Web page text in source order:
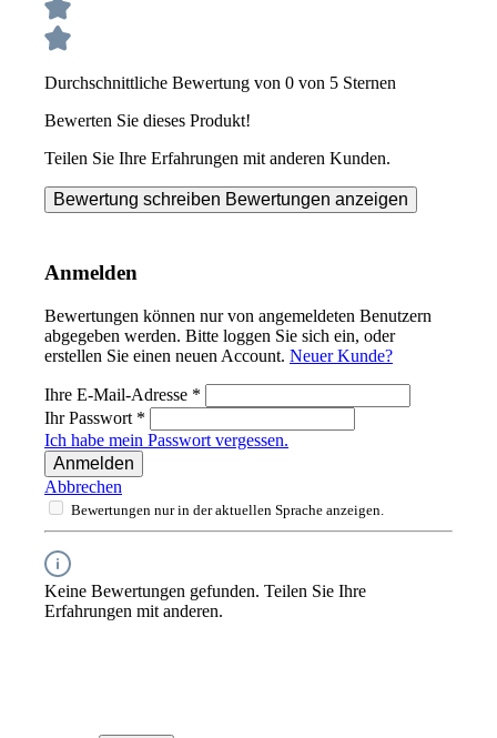
Durchschnittliche Bewertung von 0 von 5 Sternen
Bewerten Sie dieses Produkt!
Teilen Sie Ihre Erfahrungen mit anderen Kunden.
Bewertung schreiben Bewertungen anzeigen
Anmelden
Bewertungen können nur von angemeldeten Benutzern
abgegeben werden. Bitte loggen Sie sich ein, oder
erstellen Sie einen neuen Account. Neuer Kunde?
Ihre E-Mail-Adresse *
Ihr Passwort *
Ich habe mein Passwort vergessen.
Anmelden
Abbrechen
Bewertungen nur in der aktuellen Sprache anzeigen.
Keine Bewertungen gefunden. Teilen Sie Ihre
Erfahrungen mit anderen.